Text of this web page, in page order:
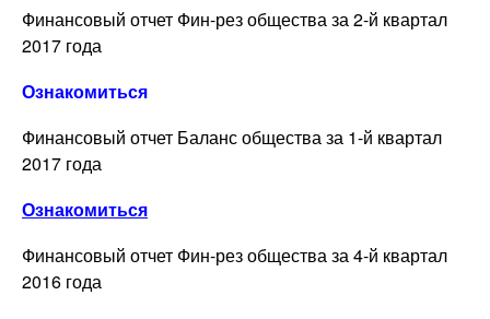
Финансовый отчет Фин-рез общества за 2-й квартал
2017 года
Ознакомиться
Финансовый отчет Баланс общества за 1-й квартал
2017 года
Ознакомиться
Финансовый отчет Фин-рез общества за 4-й квартал
2016 года